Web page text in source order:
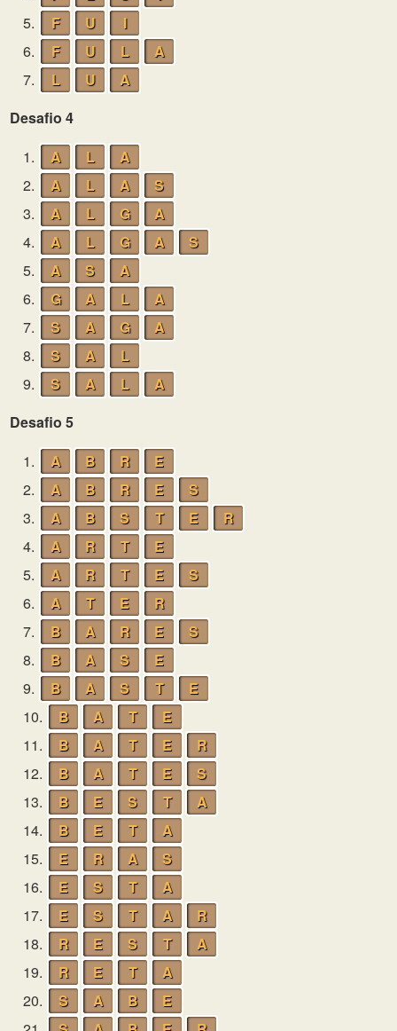
5.
F U
I
6.
F U L
A
7.
L U
A
Desafio 4
1.
A L
A
2.
A L A
S
3.
A L G
A
4.
A L G A
S
5.
A S
A
6.
G A L
A
7.
S A G
A
8.
S A
L
9.
S A L
A
Desafio 5
1.
A B R
E
2.
A B R E
S
3.
A B S T E
R
4.
A R T
E
5.
A R T E
S
6.
A T E
R
7.
B A R E
S
8.
B A S
E
9.
B A S T
E
10.
B A T
E
11.
B A T E
R
12.
B A T E
S
13.
B E S T
A
14.
B E T
A
15.
E R A
S
16.
E S T
A
17.
E S T A
R
18.
R E S T
A
19.
R E T
A
20.
S A B
E